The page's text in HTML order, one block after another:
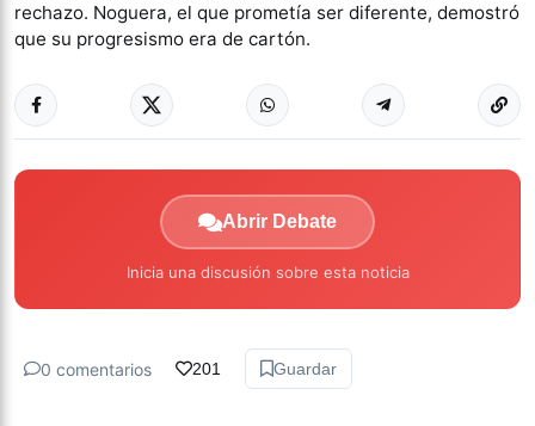
rechazo. Noguera, el que prometía ser diferente, demostró
que su progresismo era de cartón.
Abrir Debate
Inicia una discusión sobre esta noticia
0 comentarios 201 Guardar